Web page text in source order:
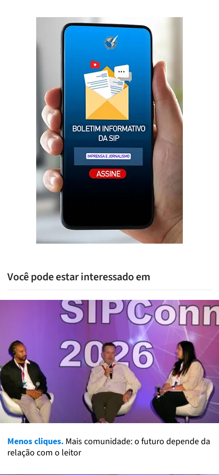
Você pode estar interessado em
Menos cliques. Mais comunidade: o futuro depende da
relação com o leitor